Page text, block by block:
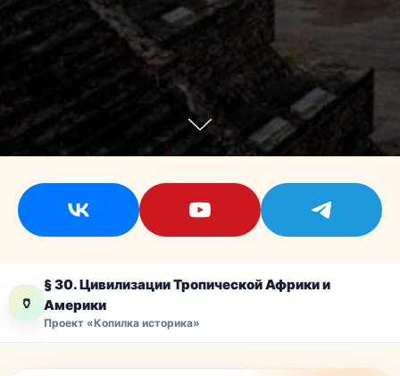
🏺
§ 30. Цивилизации Тропической Африки и
Америки
Проект «Копилка историка»